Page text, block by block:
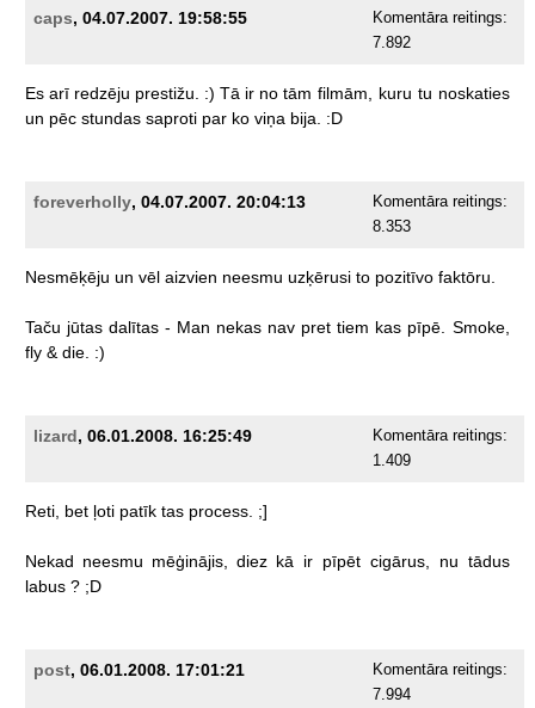
caps, 04.07.2007. 19:58:55
Komentāra reitings:
7.892
Es arī redzēju prestižu. :) Tā ir no tām filmām, kuru tu noskaties
un pēc stundas saproti par ko viņa bija. :D
foreverholly, 04.07.2007. 20:04:13
Komentāra reitings:
8.353
Nesmēķēju un vēl aizvien neesmu uzķērusi to pozitīvo faktōru.
Taču jūtas dalītas - Man nekas nav pret tiem kas pīpē.
Smoke,
fly & die. :)
lizard, 06.01.2008. 16:25:49
Komentāra reitings:
1.409
Reti, bet ļoti patīk tas process. ;]
Nekad neesmu mēģinājis, diez kā ir pīpēt cigārus, nu tādus
labus ? ;D
post, 06.01.2008. 17:01:21
Komentāra reitings:
7.994